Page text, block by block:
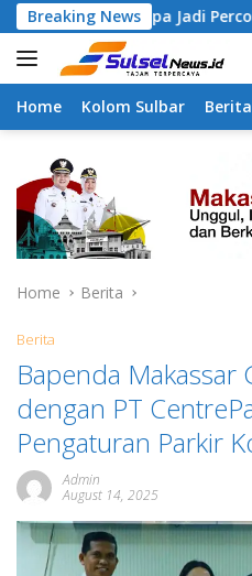
Skip
to
content
Breaking News
Jadi Percontohan
Home Kolom Sulbar Berita
Home Berita
Berita
Bapenda Makassar
dengan PT
Pengaturan Parkir
Admin
August 14, 2025